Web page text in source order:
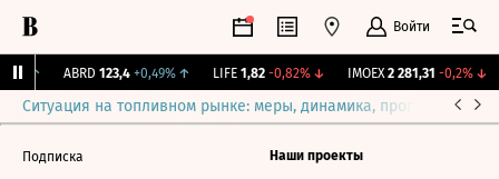
Войти
ABRD 123,4 +0,49%↑ LIFE 1,82 -0,82%↓ IMOEX 2 281,31 -0,2%↓
Ситуация на топливном рынке: меры, динамика, прогнозы
Подписка Наши проекты